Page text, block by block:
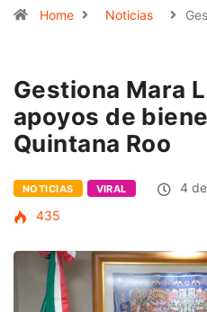
Home Noticias
Gestiona Mara
apoyos de
Quintana Roo
NOTICIAS VIRAL 4
435